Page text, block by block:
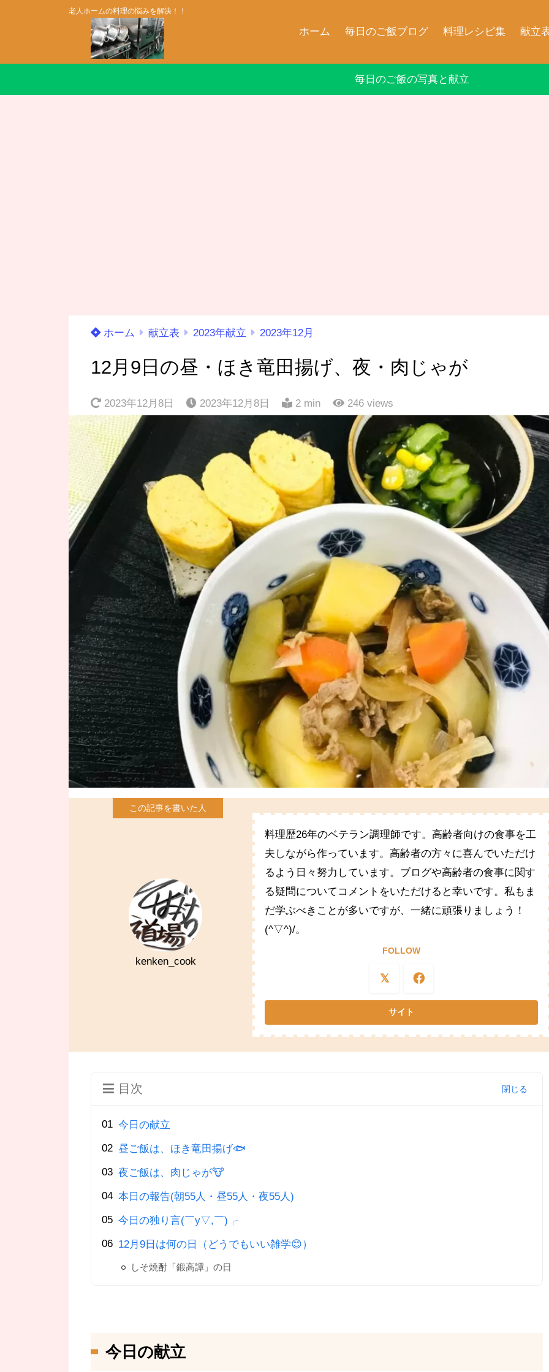
老人ホームの料理の悩みを解決！！
ホーム 毎日のご飯ブログ 料理レシピ集 献立
毎日のご飯の写真と献立
ホーム 献立表 2023年献立 2023年12月
12月9日の昼・ほき竜田揚げ、夜・肉じゃが
2023年12月8日 2023年12月8日 2 min 246 views
kenken_cook
料理歴26年のベテラン調理師です。高齢者向けの食事を工
夫しながら作っています。高齢者の方々に喜んでいただけ
るよう日々努力しています。ブログや高齢者の食事に関す
る疑問についてコメントをいただけると幸いです。私もま
だ学ぶべきことが多いですが、一緒に頑張りましょう！
(^▽^)/。
FOLLOW
目次
今日の献立
昼ご飯は、ほき竜田揚げ🐟
夜ご飯は、肉じゃが🐮
本日の報告(朝55人・昼55人・夜55人)
今日の独り言(￣y▽,￣)╭
12月9日は何の日（どうでもいい雑学😊）
しそ焼酎「鍛高譚」の日
今日の献立